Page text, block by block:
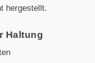
hergestellt.
Haltung